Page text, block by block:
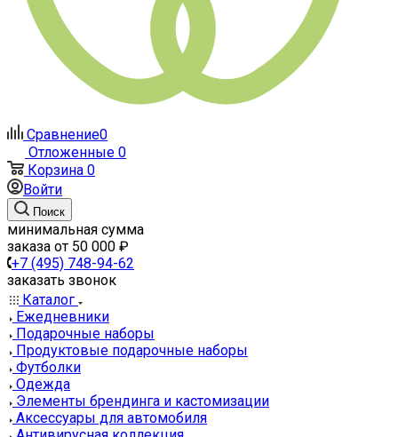
Сравнение0
Отложенные 0
Корзина 0
Войти
Поиск
минимальная сумма
заказа от 50 000 ₽
+7 (495) 748-94-62
заказать звонок
Каталог
Ежедневники
Подарочные наборы
Продуктовые подарочные наборы
Футболки
Одежда
Элементы брендинга и кастомизации
Аксессуары для автомобиля